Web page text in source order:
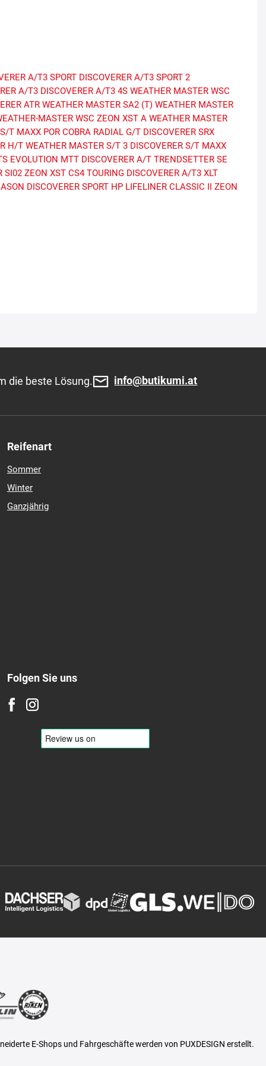
A/T3 SPORT DISCOVERER A/T3 SPORT 2
A/T3 DISCOVERER A/T3 4S WEATHER MASTER WSC
ATR WEATHER MASTER SA2 (T) WEATHER MASTER
MASTER WSC ZEON XST A WEATHER MASTER
T MAXX POR COBRA RADIAL G/T DISCOVERER SRX
H/T WEATHER MASTER S/T 3 DISCOVERER S/T MAXX
EVOLUTION MTT DISCOVERER A/T TRENDSETTER SE
SI02 ZEON XST CS4 TOURING DISCOVERER A/T3 XLT
DISCOVERER SPORT HP LIFELINER CLASSIC II ZEON
die beste Lösung. info@butikumi.at
Reifenart
Sommer
Winter
Ganzjährig
Folgen Sie uns
E-Shops und Fahrgeschäfte werden von PUXDESIGN erstellt.